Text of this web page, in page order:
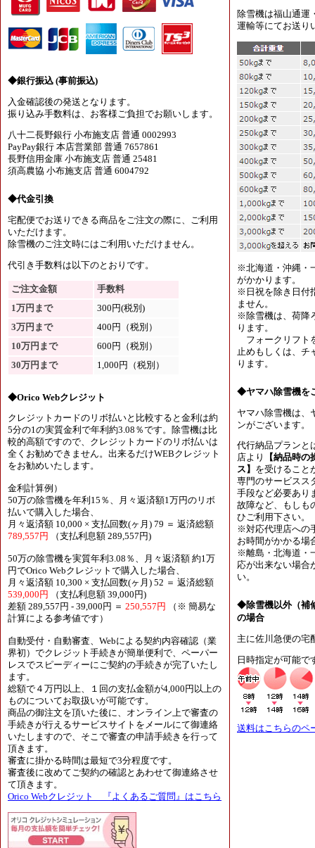
◆銀行振込 (事前振込)
入金確認後の発送となります。
振り込み手数料は、お客様ご負担でお願いします。
八十二長野銀行 小布施支店 普通 0002993
PayPay銀行 本店営業部 普通 7657861
長野信用金庫 小布施支店 普通 25481
須高農協 小布施支店 普通 6004792
◆代金引換
宅配便でお送りできる商品をご注文の際に、ご利用
いただけます。
除雪機のご注文時にはご利用いただけません。
代引き手数料は以下のとおりです。
ご注文金額
手数料
1万円まで
300円(税別)
3万円まで
400円（税別）
10万円まで
600円（税別）
30万円まで
1,000円（税別）
◆Orico Webクレジット
クレジットカードのリボ払いと比較すると金利は約
5分の1の実質金利で年利約3.08％です。除雪機は比
較的高額ですので、クレジットカードのリボ払いは
全くお勧めできません。出来るだけWEBクレジット
をお勧めいたします。
金利計算例）
50万の除雪機を年利15％、月々返済額1万円のリボ
払いで購入した場合、
月々返済額 10,000 × 支払回数(ヶ月) 79 ＝ 返済総額
789,557円
（支払利息額 289,557円)
50万の除雪機を実質年利3.08％、月々返済額 約1万
円でOrico Webクレジットで購入した場合、
月々返済額 10,300 × 支払回数(ヶ月) 52 ＝ 返済総額
539,000円
（支払利息額 39,000円)
差額 289,557円 - 39,000円 ＝ 250,557円
（※ 簡易な
計算による参考値です）
自動受付・自動審査、Webによる契約内容確認（業
界初）でクレジット手続きが簡単便利で、ペーパー
レスでスピーディーにご契約の手続きが完了いたし
ます。
総額で４万円以上、１回の支払金額が4,000円以上の
ものについてお取扱いが可能です。
商品の御注文を頂いた後に、オンライン上で審査の
手続きが行えるサービスサイトをメールにて御連絡
いたしますので、そこで審査の申請手続きを行って
頂きます。
審査に掛かる時間は最短で3分程度です。
審査後に改めてご契約の確認とあわせて御連絡させ
て頂きます。
Orico Webクレジット 『よくあるご質問』はこちら
除雪機は福山通運
運輸等にてお送り
※北海道・沖縄・
がかかります。
※日祝を除き日付
ません。
※除雪機は、荷降
ります。
フォークリフト
止めもしくは、チ
ります。
◆ヤマハ除雪機を
ヤマハ除雪機は、
ンがございます。
代行納品プランと
店より
【納品時
ス】 を受けること
専門のサービスス
手段など必要あり
故障など、もしも
ひご利用下さい。
※対応代理店への
お時間がかかる場
※離島・北海道・
応が出来ない場合
い。
◆除雪機以外（補
の場合
主に佐川急便の宅
日時指定が可能で
送料はこちらのペ